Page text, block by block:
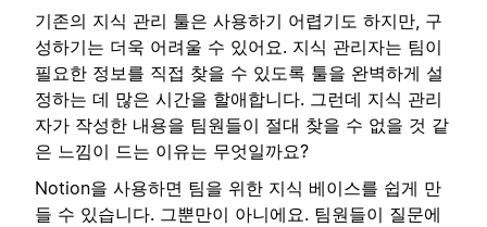
기존의 지식 관리 툴은 사용하기 어렵기도 하지만, 구
성하기는 더욱 어려울 수 있어요. 지식 관리자는 팀이
필요한 정보를 직접 찾을 수 있도록 툴을 완벽하게 설
정하는 데 많은 시간을 할애합니다. 그런데 지식 관리
자가 작성한 내용을 팀원들이 절대 찾을 수 없을 것 같
은 느낌이 드는 이유는 무엇일까요?
Notion을 사용하면 팀을 위한 지식 베이스를 쉽게 만
들 수 있습니다. 그뿐만이 아니에요. 팀원들이 질문에